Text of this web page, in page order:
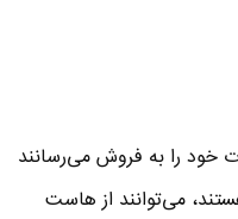
را به فروش می‌رسانند
می‌توانند از هاست